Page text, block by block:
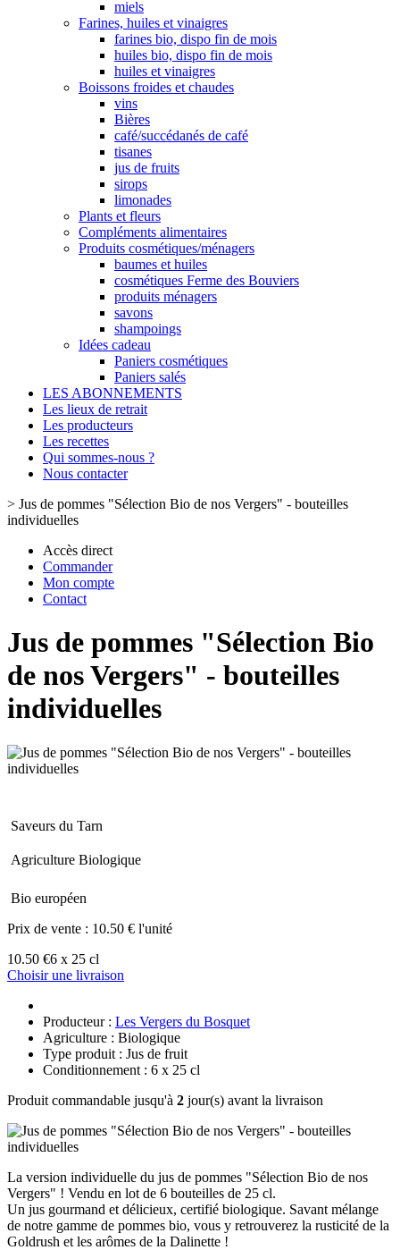
miels
Farines, huiles et vinaigres
farines bio, dispo fin de mois
huiles bio, dispo fin de mois
huiles et vinaigres
Boissons froides et chaudes
vins
Bières
café/succédanés de café
tisanes
jus de fruits
sirops
limonades
Plants et fleurs
Compléments alimentaires
Produits cosmétiques/ménagers
baumes et huiles
cosmétiques Ferme des Bouviers
produits ménagers
savons
shampoings
Idées cadeau
Paniers cosmétiques
Paniers salés
LES ABONNEMENTS
Les lieux de retrait
Les producteurs
Les recettes
Qui sommes-nous ?
Nous contacter
> Jus de pommes "Sélection Bio de nos Vergers" - bouteilles
individuelles
Accès direct
Commander
Mon compte
Contact
Jus de pommes "Sélection Bio
de nos Vergers" - bouteilles
individuelles
Saveurs du Tarn
Agriculture Biologique
Bio européen
Prix de vente : 10.50 € l'unité
10.50 €6 x 25 cl
Choisir une livraison
Producteur : Les Vergers du Bosquet
Agriculture : Biologique
Type produit : Jus de fruit
Conditionnement : 6 x 25 cl
Produit commandable jusqu'à 2 jour(s) avant la livraison
La version individuelle du jus de pommes "Sélection Bio de nos
Vergers" ! Vendu en lot de 6 bouteilles de 25 cl.
Un jus gourmand et délicieux, certifié biologique. Savant mélange
de notre gamme de pommes bio, vous y retrouverez la rusticité de la
Goldrush et les arômes de la Dalinette !